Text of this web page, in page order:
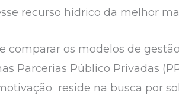
recurso hídrico da melhor
comparar os modelos de
Parcerias Público Privadas
reside na busca por